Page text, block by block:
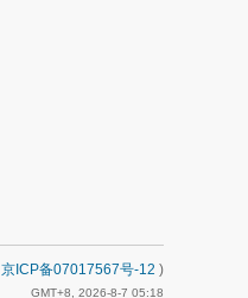
京ICP备07017567号-12 )
GMT+8, 2026-8-7 05:18